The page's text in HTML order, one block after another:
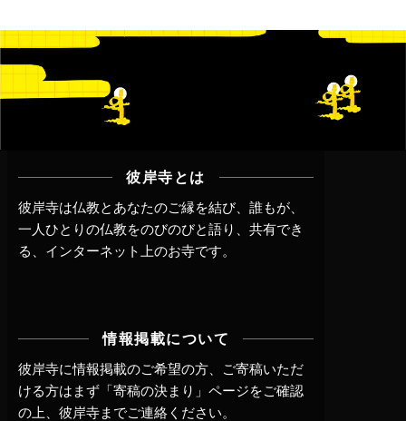
彼岸寺とは
彼岸寺は仏教とあなたのご縁を結び、誰もが、
一人ひとりの仏教をのびのびと語り、共有でき
る、インターネット上のお寺です。
情報掲載について
彼岸寺に情報掲載のご希望の方、ご寄稿いただ
ける方はまず 「寄稿の決まり」ページをご確認
の上、 彼岸寺までご連絡 ください。